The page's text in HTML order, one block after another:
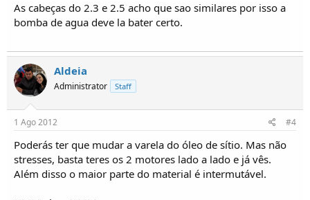
As cabeças do 2.3 e 2.5 acho que sao similares por isso a
bomba de agua deve la bater certo.
Aldeia
Administrator Staff
1 Ago 2012 #4
Poderás ter que mudar a varela do óleo de sítio. Mas não
stresses, basta teres os 2 motores lado a lado e já vês.
Além disso o maior parte do material é intermutável.